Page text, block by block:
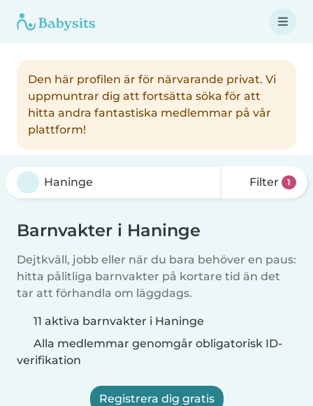
Den här profilen är för närvarande privat. Vi
uppmuntrar dig att fortsätta söka för att
hitta andra fantastiska medlemmar på vår
plattform!
Filter 1
Barnvakter i Haninge
Dejtkväll, jobb eller när du bara behöver en paus:
hitta pålitliga barnvakter på kortare tid än det
tar att förhandla om läggdags.
11 aktiva barnvakter i Haninge
Alla medlemmar genomgår obligatorisk ID-
verifikation
Registrera dig gratis